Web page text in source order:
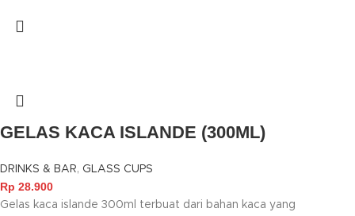
GELAS KACA ISLANDE (300ML)
DRINKS & BAR, GLASS CUPS
Rp 28.900
Gelas kaca islande 300ml terbuat dari bahan kaca yang